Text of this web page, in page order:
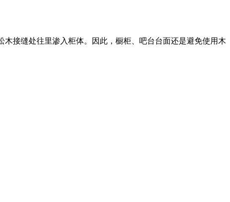
接缝处往里渗入柜体。因此，橱柜、吧台台面还是避免使用木